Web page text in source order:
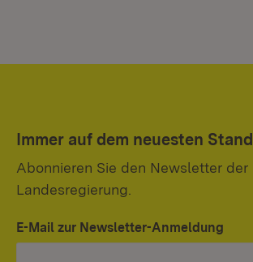
Immer auf dem neuesten Stand
Abonnieren Sie den Newsletter der
Landesregierung.
E-Mail zur Newsletter-Anmeldung